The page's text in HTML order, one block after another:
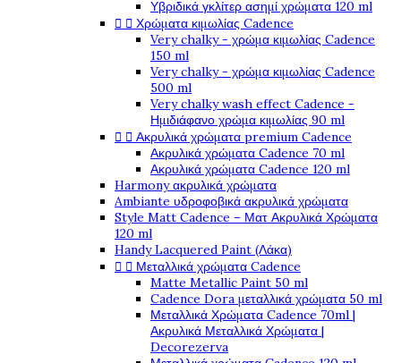
Υβριδικά γκλίτερ ασημί χρώματα 120 ml
  Χρώματα κιμωλίας Cadence
Very chalky - χρώμα κιμωλίας Cadence
150 ml
Very chalky - χρώμα κιμωλίας Cadence
500 ml
Very chalky wash effect Cadence -
Ημιδιάφανο χρώμα κιμωλίας 90 ml
  Ακρυλικά χρώματα premium Cadence
Ακρυλικά χρώματα Cadence 70 ml
Ακρυλικά χρώματα Cadence 120 ml
Harmony ακρυλικά χρώματα
Ambiante υδροφοβικά ακρυλικά χρώματα
Style Matt Cadence – Ματ Ακρυλικά Χρώματα
120 ml
Handy Lacquered Paint (Λάκα)
  Μεταλλικά χρώματα Cadence
Matte Metallic Paint 50 ml
Cadence Dora μεταλλικά χρώματα 50 ml
Μεταλλικά Χρώματα Cadence 70ml |
Ακρυλικά Μεταλλικά Χρώματα |
Decorezerva